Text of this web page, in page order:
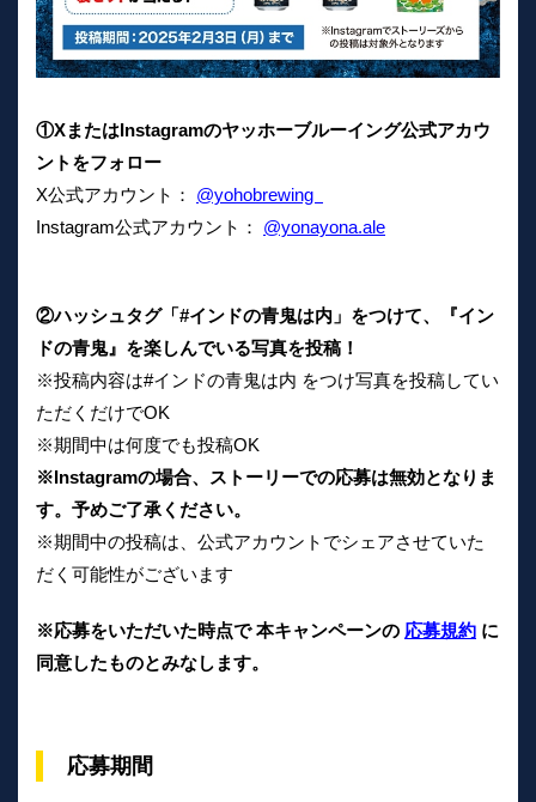
①XまたはInstagramのヤッホーブルーイング公式アカウ
ントをフォロー
X公式アカウント： @yohobrewing
Instagram公式アカウント： @yonayona.ale
②ハッシュタグ「#インドの青鬼は内」をつけて、『イン
ドの青鬼』を楽しんでいる写真を投稿！
※投稿内容は#インドの青鬼は内 をつけ写真を投稿してい
ただくだけでOK
※期間中は何度でも投稿OK
※Instagramの場合、ストーリーでの応募は無効となりま
す。予めご了承ください。
※期間中の投稿は、公式アカウントでシェアさせていた
だく可能性がございます
※応募をいただいた時点で 本キャンペーンの 応募規約 に
同意したものとみなします。
応募期間